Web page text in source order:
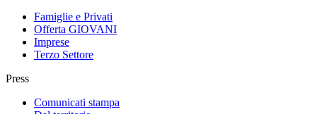
Famiglie e Privati
Offerta GIOVANI
Imprese
Terzo Settore
Press
Comunicati stampa